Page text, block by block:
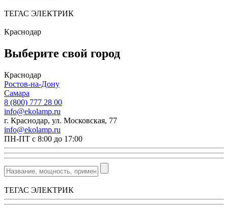
ТЕГАС ЭЛЕКТРИК
Краснодар
Выберите свой город
Краснодар
Ростов-на-Дону
Самара
8 (800) 777 28 00
info@ekolamp.ru
г. Краснодар, ул. Московская, 77
info@ekolamp.ru
ПН-ПТ с 8:00 до 17:00
ТЕГАС ЭЛЕКТРИК